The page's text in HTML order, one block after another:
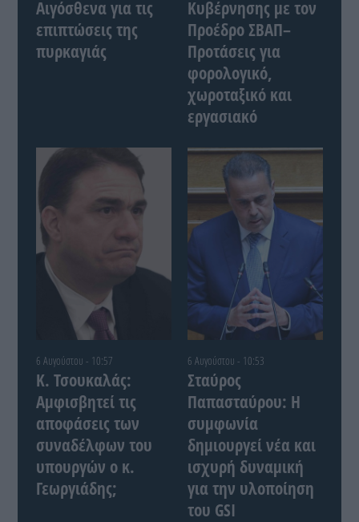
Αιγόσθενα για τις
επιπτώσεις της
πυρκαγιάς
Κυβέρνησης με τον
Προέδρο ΣΒΑΠ–
Προτάσεις για
φορολογικό,
χωροταξικό και
εργασιακό
6 Αυγούστου - 10:57
Κ. Τσουκαλάς:
Αμφισβητεί τις
αποφάσεις των
συναδέλφων του
υπουργών ο κ.
Γεωργιάδης;
6 Αυγούστου - 10:53
Σταύρος
Παπασταύρου: Η
συμφωνία
δημιουργεί νέα και
ισχυρή δυναμική
για την υλοποίηση
του GSI